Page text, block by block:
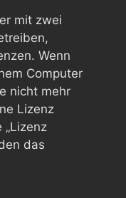
mit zwei
Wenn
Computer
nicht mehr
Lizenz
„Lizenz
das